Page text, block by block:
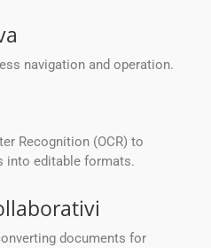
navigation and operation.
Recognition (OCR) to
into editable formats.
documents for